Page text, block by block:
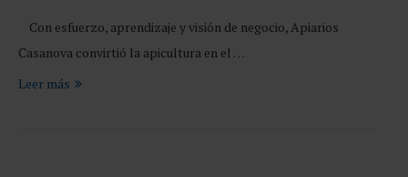
Con esfuerzo, aprendizaje y visión de negocio, Apiarios
Casanova convirtió la apicultura en el …
Leer más